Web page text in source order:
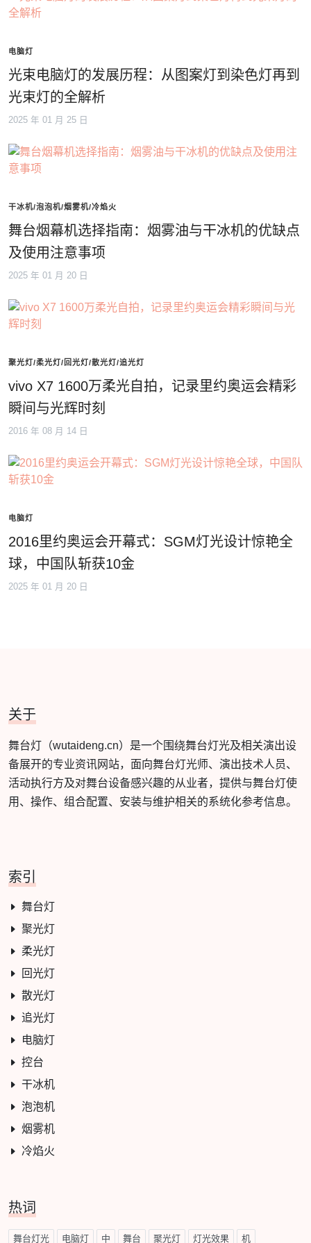
电脑灯
光束电脑灯的发展历程：从图案灯到染色灯再到
光束灯的全解析
2025 年 01 月 25 日
干冰机/泡泡机/烟雾机/冷焰火
舞台烟幕机选择指南：烟雾油与干冰机的优缺点
及使用注意事项
2025 年 01 月 20 日
聚光灯/柔光灯/回光灯/散光灯/追光灯
vivo X7 1600万柔光自拍，记录里约奥运会精彩
瞬间与光辉时刻
2016 年 08 月 14 日
电脑灯
2016里约奥运会开幕式：SGM灯光设计惊艳全
球，中国队斩获10金
2025 年 01 月 20 日
关于
舞台灯（wutaideng.cn）是一个围绕舞台灯光及相关演出设
备展开的专业资讯网站，面向舞台灯光师、演出技术人员、
活动执行方及对舞台设备感兴趣的从业者，提供与舞台灯使
用、操作、组合配置、安装与维护相关的系统化参考信息。
索引
舞台灯
聚光灯
柔光灯
回光灯
散光灯
追光灯
电脑灯
控台
干冰机
泡泡机
烟雾机
冷焰火
热词
舞台灯光 电脑灯 中 舞台 聚光灯 灯光效果 机